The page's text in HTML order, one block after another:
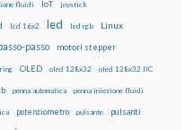
fluidi IoT joystick
lcd 16x2 led led rgb Linux
passo motori stepper
OLED oled 128x32 oled 128x32 IIC
penna automatica penna iniezione fluidi
potenziometro pulsante pulsanti